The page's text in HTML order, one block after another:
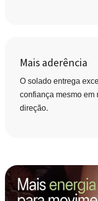
Mais aderência
O solado entrega
confiança mesmo em
direção.